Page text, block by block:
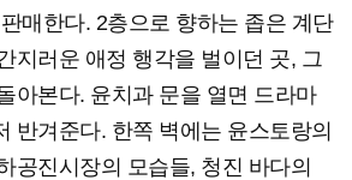
매한다. 2층으로 향하는 좁은 계단
지러운 애정 행각을 벌이던 곳, 그
아본다. 윤치과 문을 열면 드라마
반겨준다. 한쪽 벽에는 윤스토랑의
공진시장의 모습들, 청진 바다의